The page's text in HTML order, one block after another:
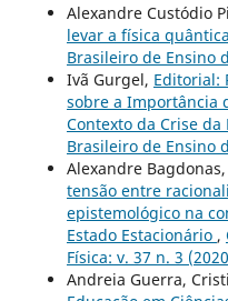
Alexandre Custódio
levar a física
Brasileiro de Ensino
Ivã Gurgel, Editorial:
sobre a Importância
Contexto da Crise
Brasileiro de Ensino
Alexandre Bagdonas,
tensão entre
epistemológico na
Estado Estacionário ,
Física: v. 37 n. 3
Andreia Guerra,